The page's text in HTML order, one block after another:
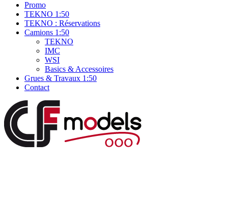
Promo
TEKNO 1:50
TEKNO : Réservations
Camions 1:50
TEKNO
IMC
WSI
Basics & Accessoires
Grues & Travaux 1:50
Contact